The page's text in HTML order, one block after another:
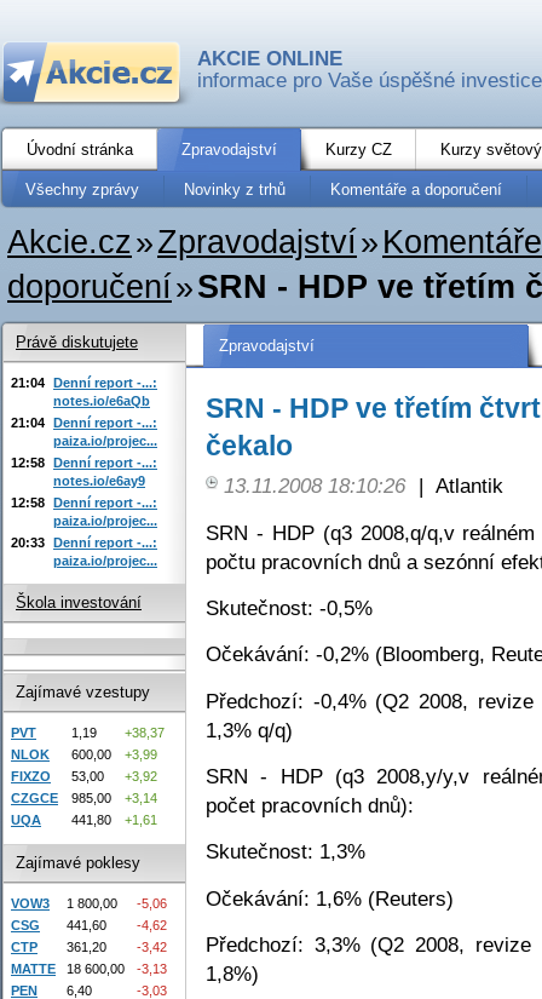
AKCIE ONLINE
informace pro Vaše úspěšné investice
Úvodní stránka Zpravodajství Kurzy CZ Kurzy
Všechny zprávy Novinky z trhů Komentáře a doporučení
Akcie.cz»Zpravodajství»
doporučení»SRN - HDP ve třetím
Zpravodajství
SRN - HDP ve třetím
čekalo
13.11.2008 18:10:26 | Atlantik
SRN - HDP (q3 2008,q/q,v
počtu pracovních dnů a sezónní
Skutečnost: -0,5%
Očekávání: -0,2% (Bloomberg,
Předchozí: -0,4% (Q2 2008,
1,3% q/q)
SRN - HDP (q3 2008,y/y,v
počet pracovních dnů):
Skutečnost: 1,3%
Očekávání: 1,6% (Reuters)
Předchozí: 3,3% (Q2 2008,
1,8%)
Právě diskutujete
21:04 Denní report -...:
notes.io/e6aQb
21:04 Denní report -...:
paiza.io/projec...
12:58 Denní report -...:
notes.io/e6ay9
12:58 Denní report -...:
paiza.io/projec...
20:33 Denní report -...:
paiza.io/projec...
Škola investování
Zajímavé vzestupy
PVT 1,19
+38,37
NLOK
600,00
+3,99
FIXZO
53,00
+3,92
CZGCE
985,00
+3,14
UQA
441,80 +1,61
Zajímavé poklesy
VOW3 1 800,00
-5,06
CSG
441,60
-4,62
CTP
361,20
-3,42
MATTE
18 600,00
-3,13
PEN
6,40 -3,03